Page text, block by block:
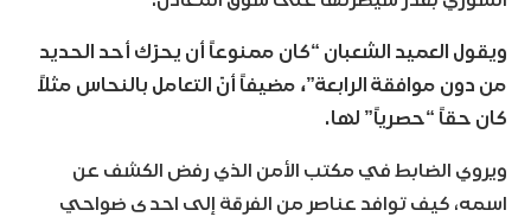
ويقول العميد الشعبان “كان ممنوعاً أن يحرّك أحد الحديد
من دون موافقة الرابعة”، مضيفاً أنّ التعامل بالنحاس مثلاً
كان حقاً “حصرياً” لها.
ويروي الضابط في مكتب الأمن الذي رفض الكشف عن
اسمه، كيف توافد عناصر من الفرقة إلى احدى ضواحي